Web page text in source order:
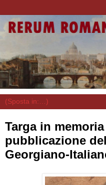
Targa in
pubblicazione
Georgiano-